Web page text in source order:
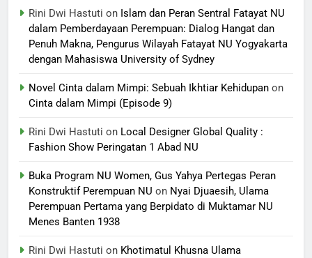
Rini Dwi Hastuti on Islam dan Peran Sentral Fatayat NU
dalam Pemberdayaan Perempuan: Dialog Hangat dan
Penuh Makna, Pengurus Wilayah Fatayat NU Yogyakarta
dengan Mahasiswa University of Sydney
Novel Cinta dalam Mimpi: Sebuah Ikhtiar Kehidupan on
Cinta dalam Mimpi (Episode 9)
Rini Dwi Hastuti on Local Designer Global Quality :
Fashion Show Peringatan 1 Abad NU
Buka Program NU Women, Gus Yahya Pertegas Peran
Konstruktif Perempuan NU on Nyai Djuaesih, Ulama
Perempuan Pertama yang Berpidato di Muktamar NU
Menes Banten 1938
Rini Dwi Hastuti on Khotimatul Khusna Ulama